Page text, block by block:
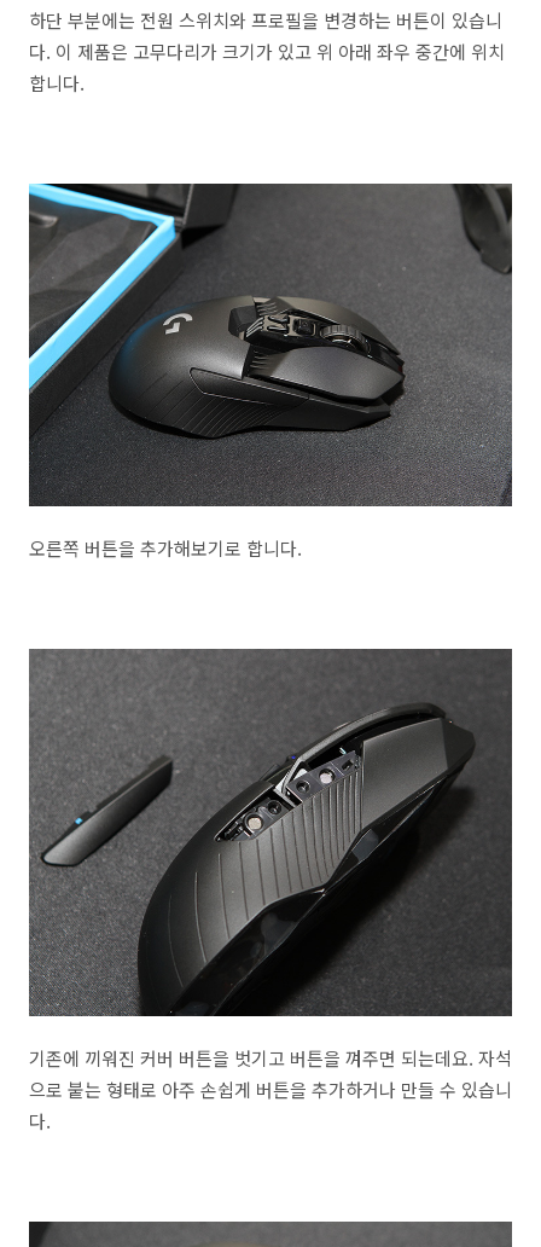
하단 부분에는 전원 스위치와 프로필을 변경하는 버튼이 있습니
다. 이 제품은 고무다리가 크기가 있고 위 아래 좌우 중간에 위치
합니다.
오른쪽 버튼을 추가해보기로 합니다.
기존에 끼워진 커버 버튼을 벗기고 버튼을 껴주면 되는데요. 자석
으로 붙는 형태로 아주 손쉽게 버튼을 추가하거나 만들 수 있습니
다.